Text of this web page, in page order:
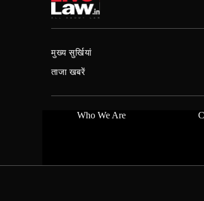
मुख्य सुर्खियां
ताजा खबरें
Who We Are